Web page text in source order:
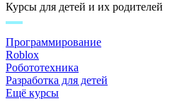
Курсы для детей и их родителей
Программирование
Roblox
Робототехника
Разработка для детей
Ещё курсы